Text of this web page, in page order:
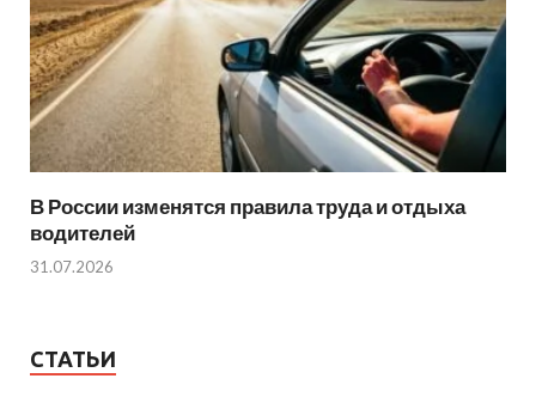
В России изменятся правила труда и отдыха
водителей
31.07.2026
СТАТЬИ